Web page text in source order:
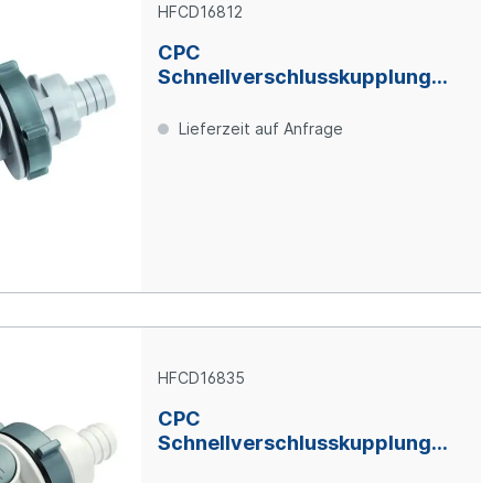
HFCD16812
CPC
Schnellverschlusskupplung
Absperrung, 1/2" (12,7 mm) ID,
Lieferzeit auf Anfrage
HFCD16835
CPC
Schnellverschlusskupplung